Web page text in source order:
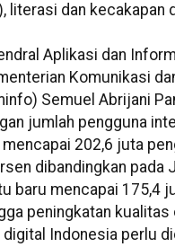
literasi dan kecakapan
Aplikasi dan
Komunikasi
Semuel Abrijani
jumlah pengguna
mencapai 202,6 juta
dibandingkan pada
baru mencapai 175,4
peningkatan kualitas
Indonesia perlu